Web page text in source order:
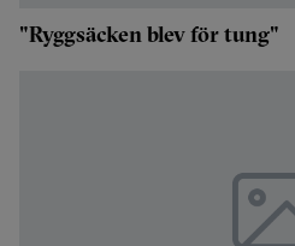
"Ryggsäcken blev för tung"